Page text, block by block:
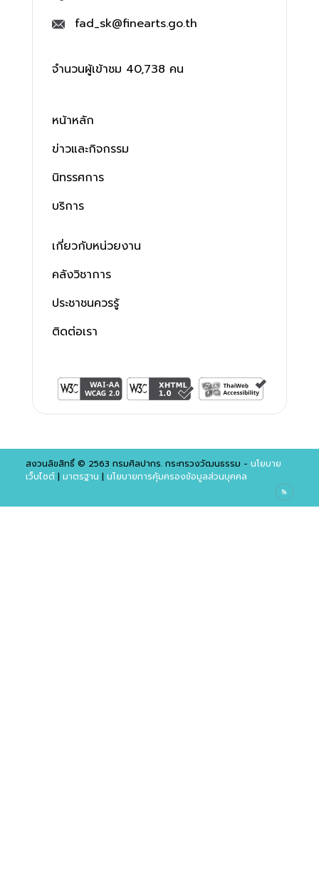
fad_sk@finearts.go.th
จำนวนผู้เข้าชม 40,738 คน
หน้าหลัก
ข่าวและกิจกรรม
นิทรรศการ
บริการ
เกี่ยวกับหน่วยงาน
คลังวิชาการ
ประชาชนควรรู้
ติดต่อเรา
สงวนลิขสิทธิ์ © 2563 กรมศิลปากร. กระทรวงวัฒนธรรม - นโยบาย
เว็บไซต์| มาตรฐาน | นโยบายการคุ้มครองข้อมูลส่วนบุคคล